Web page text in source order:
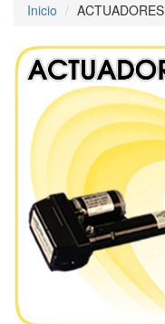
Inicio ACTUADORES